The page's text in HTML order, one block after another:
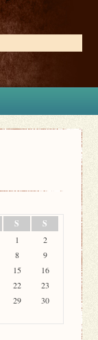
S S
1
2
8
9
15
16
22
23
29
30